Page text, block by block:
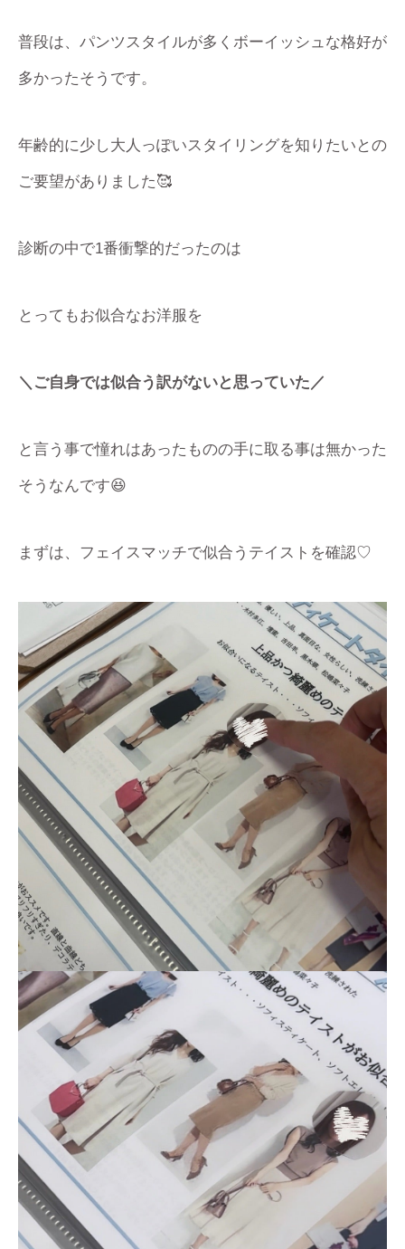
普段は、パンツスタイルが多くボーイッシュな格好が
多かったそうです。
年齢的に少し大人っぽいスタイリングを知りたいとの
ご要望がありました🥰
診断の中で1番衝撃的だったのは
とってもお似合なお洋服を
＼ご自身では似合う訳がないと思っていた／
と言う事で憧れはあったものの手に取る事は無かった
そうなんです😆
まずは、フェイスマッチで似合うテイストを確認♡